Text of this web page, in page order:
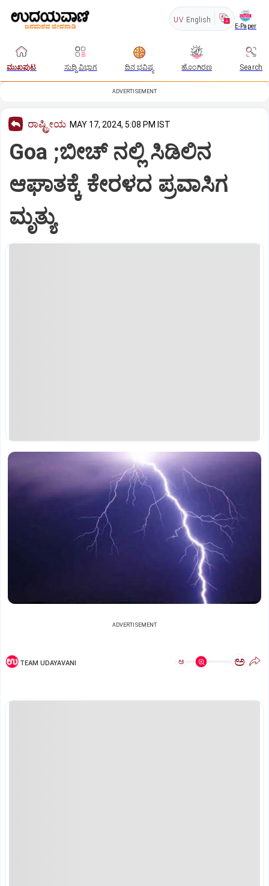
UV English
E-Paper
ಮುಖಪುಟ ಸುದ್ದಿ ವಿಭಾಗ ದಿನ ಭವಿಷ್ಯ ಹೊಂಗಿರಣ Search
ADVERTISEMENT
ರಾಷ್ಟ್ರೀಯ MAY 17, 2024, 5:08 PM IST
Goa ;ಬೀಚ್ ನಲ್ಲಿ ಸಿಡಿಲಿನ
ಆಘಾತಕ್ಕೆ ಕೇರಳದ ಪ್ರವಾಸಿಗ
ಮೃತ್ಯು
ADVERTISEMENT
TEAM UDAYAVANI ಅ ಅ